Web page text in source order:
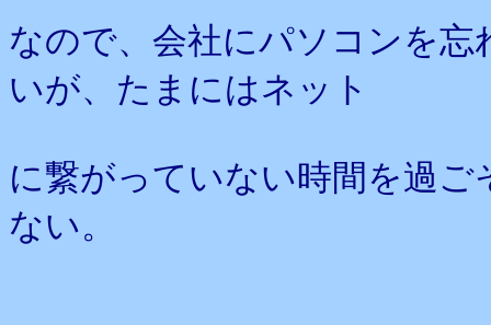
なので、会社にパソコンを
いが、たまにはネット
に繋がっていない時間を過
ない。